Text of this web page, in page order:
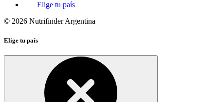
Elige tu país
© 2026 Nutrifinder Argentina
Elige tu país